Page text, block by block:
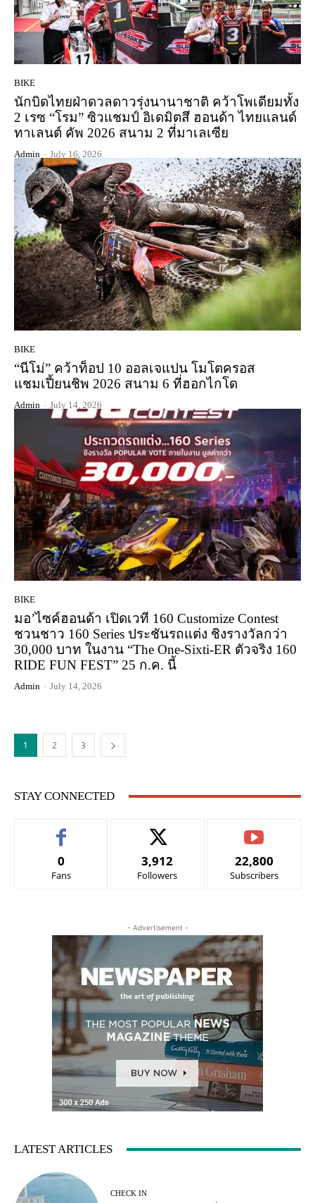
BIKE
นักบิดไทยฝ่าดวลดาวรุ่งนานาชาติ คว้าโพเดียมทั้ง
2 เรซ “โรม” ซิวแชมป์ อิเดมิตสึ ฮอนด้า ไทยแลนด์
ทาเลนต์ คัพ 2026 สนาม 2 ที่มาเลเซีย
Admin - July 16, 2026
BIKE
“นีโม่” คว้าท็อป 10 ออลเจแปน โมโตครอส
แชมเปี้ยนชิพ 2026 สนาม 6 ที่ฮอกไกโด
Admin - July 14, 2026
BIKE
มอ’ไซค์ฮอนด้า เปิดเวที 160 Customize Contest
ชวนชาว 160 Series ประชันรถแต่ง ชิงรางวัลกว่า
30,000 บาท ในงาน “The One-Sixti-ER ตัวจริง 160
RIDE FUN FEST” 25 ก.ค. นี้
Admin - July 14, 2026
1 2 3
STAY CONNECTED
0
Fans
3,912
Followers
22,800
Subscribers
- Advertisement -
LATEST ARTICLES
CHECK IN